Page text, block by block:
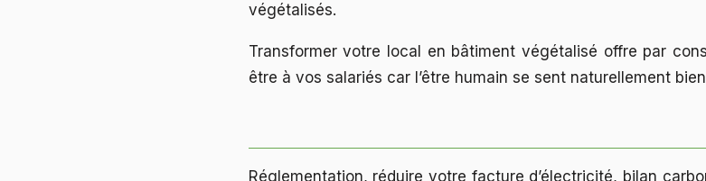
végétalisés.
Transformer votre local en bâtiment végétalisé offre par
être à vos salariés car l’être humain se sent naturellement
Réglementation, réduire votre facture d’électricité, bilan